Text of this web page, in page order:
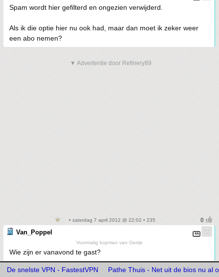
Spam wordt hier gefilterd en ongezien verwijderd.
Als ik die optie hier nu ook had, maar dan moet ik zeker weer
een abo nemen?
▼ Advertentie door Refinery89
• zaterdag 7 april 2012 @ 22:02 • 235
Van_Poppel
Voormalig kopman van Gertje
Wie zijn er vanavond te gast?
De snelste VPN - FastestVPN Pathe Thuis - Net uit de bios nu al